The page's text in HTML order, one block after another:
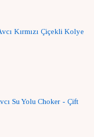
Kırmızı Çiçekli Kolye
Su Yolu Choker - Çift